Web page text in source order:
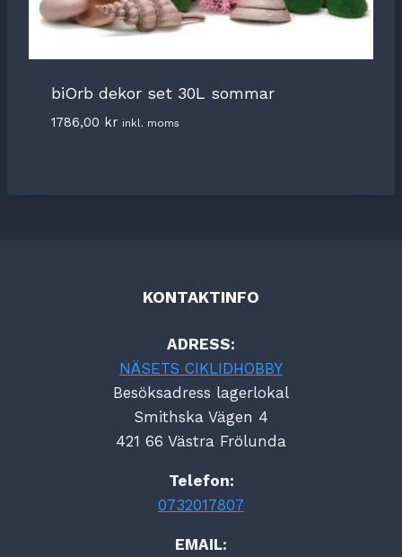
biOrb dekor set 30L sommar
1786,00 kr inkl. moms
KONTAKTINFO
ADRESS:
NÄSETS CIKLIDHOBBY
Besöksadress lagerlokal
Smithska Vägen 4
421 66 Västra Frölunda
Telefon:
0732017807
EMAIL: